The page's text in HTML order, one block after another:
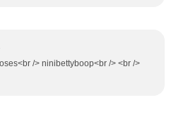
/> ninibettyboop<br /> <br />